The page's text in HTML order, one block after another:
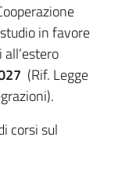
in favore
(Rif. Legge
corsi sul